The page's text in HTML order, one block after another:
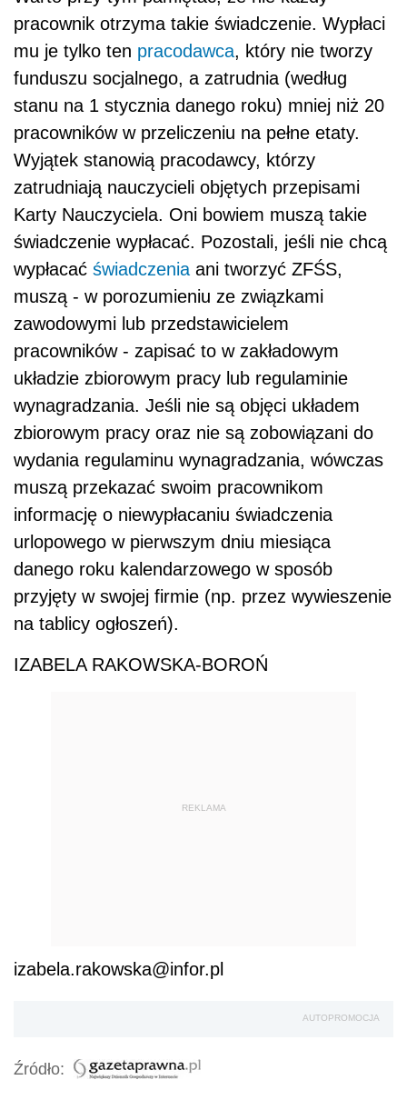
pracownik otrzyma takie świadczenie. Wypłaci
mu je tylko ten pracodawca, który nie tworzy
funduszu socjalnego, a zatrudnia (według
stanu na 1 stycznia danego roku) mniej niż 20
pracowników w przeliczeniu na pełne etaty.
Wyjątek stanowią pracodawcy, którzy
zatrudniają nauczycieli objętych przepisami
Karty Nauczyciela. Oni bowiem muszą takie
świadczenie wypłacać. Pozostali, jeśli nie chcą
wypłacać świadczenia ani tworzyć ZFŚS,
muszą - w porozumieniu ze związkami
zawodowymi lub przedstawicielem
pracowników - zapisać to w zakładowym
układzie zbiorowym pracy lub regulaminie
wynagradzania. Jeśli nie są objęci układem
zbiorowym pracy oraz nie są zobowiązani do
wydania regulaminu wynagradzania, wówczas
muszą przekazać swoim pracownikom
informację o niewypłacaniu świadczenia
urlopowego w pierwszym dniu miesiąca
danego roku kalendarzowego w sposób
przyjęty w swojej firmie (np. przez wywieszenie
na tablicy ogłoszeń).
IZABELA RAKOWSKA-BOROŃ
REKLAMA
izabela.rakowska@infor.pl
AUTOPROMOCJA
Źródło: